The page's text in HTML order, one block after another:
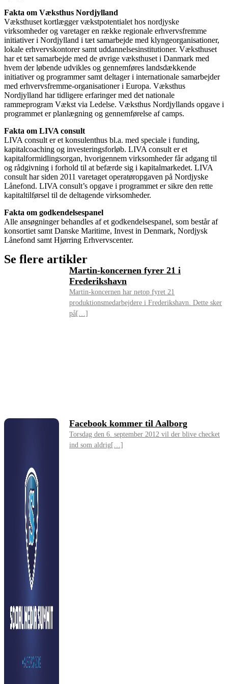
Fakta om Væksthus Nordjylland
Væksthuset kortlægger vækstpotentialet hos nordjyske
virksomheder og varetager en række regionale erhvervsfremme
initiativer i Nordjylland i tæt samarbejde med klyngeorganisationer,
lokale erhvervskontorer samt uddannelsesinstitutioner. Væksthuset
har et tæt samarbejde med de øvrige væksthuset i Danmark med
hvem der løbende udvikles og gennemføres landsdækkende
initiativer og programmer samt deltager i internationale samarbejder
med erhvervsfremme-organisationer i Europa. Væksthus
Nordjylland har tidligere erfaringer med det nationale
rammeprogram Vækst via Ledelse. Væksthus Nordjyllands opgave i
programmet er planlægning og gennemførelse af camps.
Fakta om LIVA consult
LIVA consult er et konsulenthus bl.a. med speciale i funding,
kapitalcoaching og investeringsforløb. LIVA consult er et
kapitalformidlingsorgan, hvorigennem virksomheder får adgang til
og rådgivning i forhold til at befærde sig i kapitalmarkedet. LIVA
consult har siden 2011 varetaget operatøropgaven på Nordjyske
Lånefond. LIVA consult’s opgave i programmet er sikre den rette
kapitaltilførsel til de deltagende virksomheder.
Fakta om godkendelsespanel
Alle ansøgninger behandles af et godkendelsespanel, som består af
konsortiet samt Danske Maritime, Invest in Denmark, Nordjysk
Lånefond samt Hjørring Erhvervscenter.
Se flere artikler
Martin-koncernen fyrer 21 i
Frederikshavn
Martin-koncernen har netop fyret 21
produktionsmedarbejdere i Frederikshavn. Dette sker
på[…]
Facebook kommer til Aalborg
Torsdag den 6. september 2012 vil der blive checket
ind som aldrig[…]